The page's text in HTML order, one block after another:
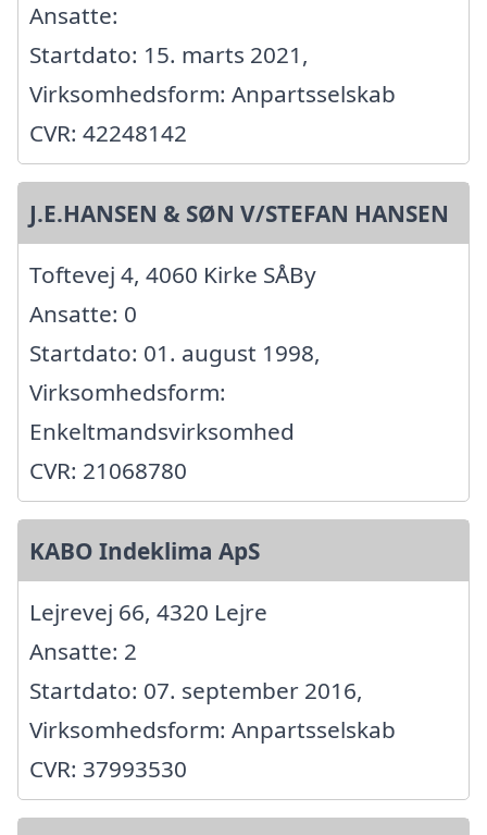
Ansatte:
Startdato: 15. marts 2021,
Virksomhedsform: Anpartsselskab
CVR: 42248142
J.E.HANSEN & SØN V/STEFAN HANSEN
Toftevej 4, 4060 Kirke SÅBy
Ansatte: 0
Startdato: 01. august 1998,
Virksomhedsform:
Enkeltmandsvirksomhed
CVR: 21068780
KABO Indeklima ApS
Lejrevej 66, 4320 Lejre
Ansatte: 2
Startdato: 07. september 2016,
Virksomhedsform: Anpartsselskab
CVR: 37993530